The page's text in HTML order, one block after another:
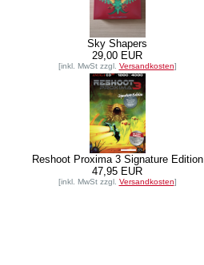
Sky Shapers
29,00 EUR
[inkl. MwSt zzgl. Versandkosten]
Reshoot Proxima 3 Signature Edition
47,95 EUR
[inkl. MwSt zzgl. Versandkosten]